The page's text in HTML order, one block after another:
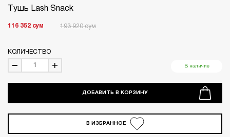
Тушь Lash Snack
116 352 сум 193 920сум
КОЛИЧЕСТВО
В наличие
ДОБАВИТЬ В КОРЗИНУ
В ИЗБРАННОЕ